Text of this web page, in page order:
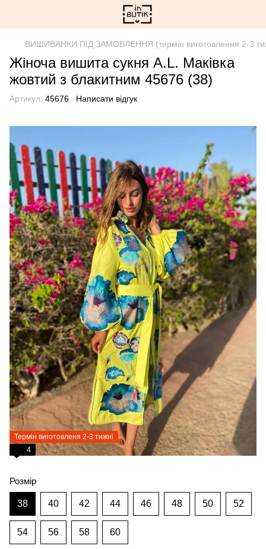
ВИШИВАНКИ ПІД ЗАМОВЛЕННЯ (термін виготовлення 2-3
Жіноча вишита сукня A.L. Маківка
жовтий з блакитним 45676 (38)
Артикул: 45676 Написати відгук
Термін виготовленя 2-3 тижні
4
Розмір
38 40 42 44 46 48 50 52
54 56 58 60